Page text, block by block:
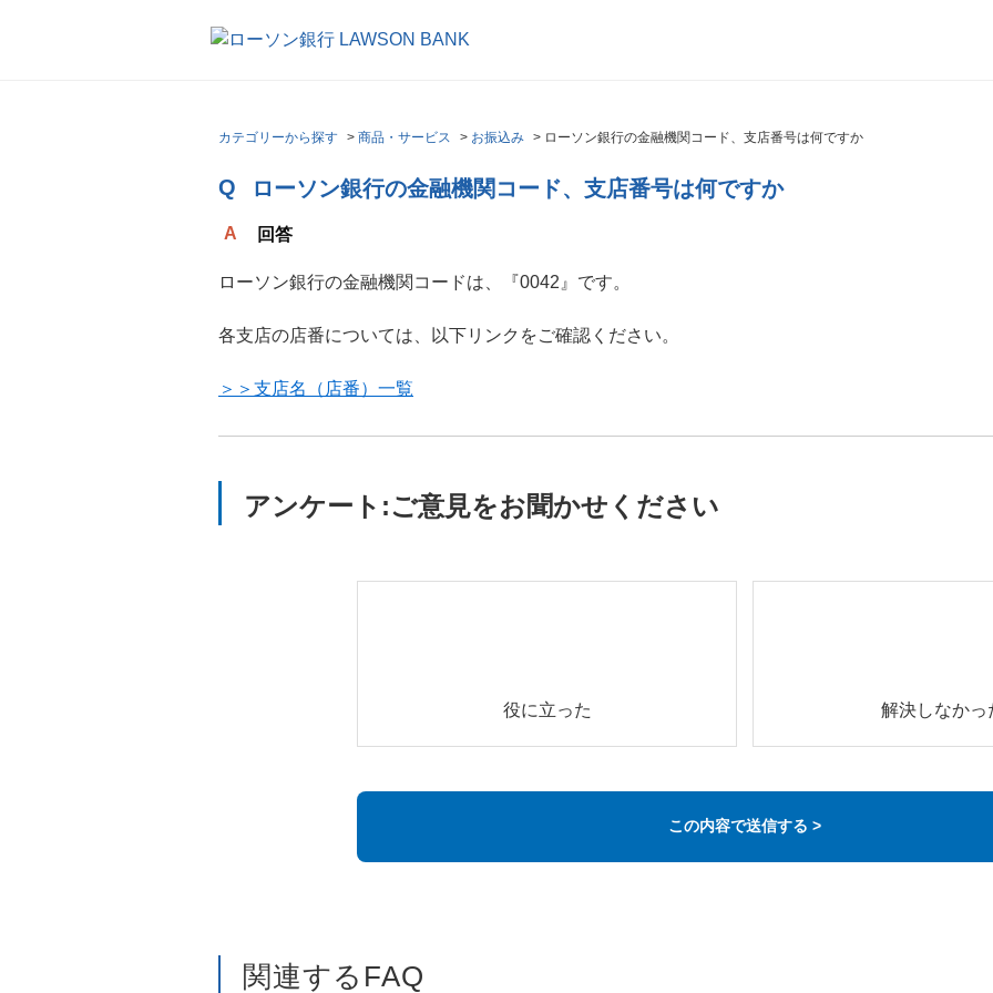
カテゴリーから探す > 商品・サービス > お振込み > ローソン銀行の金融機関コード、支店番号は何ですか
ローソン銀行の金融機関コード、支店番号は何ですか
回答
ローソン銀行の金融機関コードは、『0042』です。
各支店の店番については、以下リンクをご確認ください。
＞＞支店名（店番）一覧
アンケート:ご意見をお聞かせください
役に立った 解決しなかっ
関連するFAQ